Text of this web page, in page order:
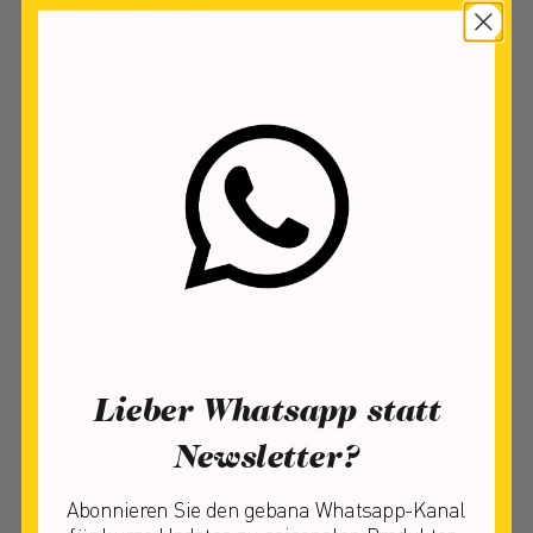
Prozent Kakao
BESTELLEN
Lieber Whatsapp statt
Newsletter?
Abonnieren Sie den gebana Whatsapp-Kanal